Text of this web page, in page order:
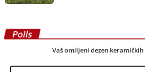
Polls
Vaš omiljeni dezen keramičkih